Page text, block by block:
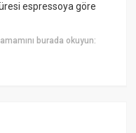
espressoya göre
burada okuyun: